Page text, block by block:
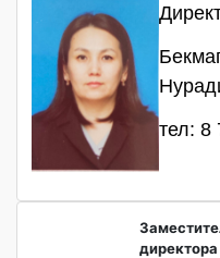
тел: 8
директора